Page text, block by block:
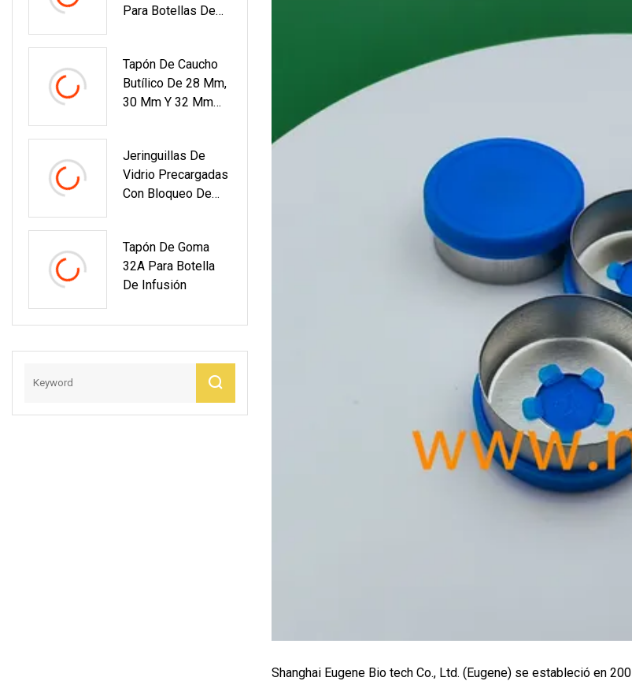
Para Botellas De
Tapón De Caucho
Butílico De 28 Mm,
30 Mm Y 32 Mm
Jeringuillas De
Vidrio Precargadas
Con Bloqueo De
Para Aceite
Cosmético
Tapón De Goma
32A Para Botella
De Infusión
Shanghai Eugene Bio tech Co., Ltd. (Eugene) se estableció en